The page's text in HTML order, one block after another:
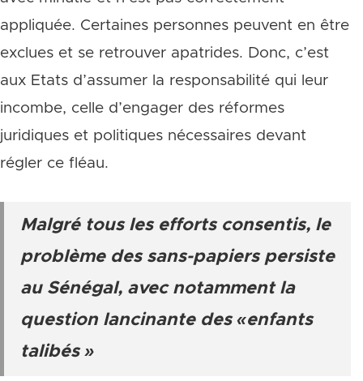
appliquée. Certaines personnes peuvent en être
exclues et se retrouver apatrides. Donc, c’est
aux Etats d’assumer la responsabilité qui leur
incombe, celle d’engager des réformes
juridiques et politiques nécessaires devant
régler ce fléau.
Malgré tous les efforts consentis, le
problème des sans-papiers persiste
au Sénégal, avec notamment la
question lancinante des «enfants
talibés »